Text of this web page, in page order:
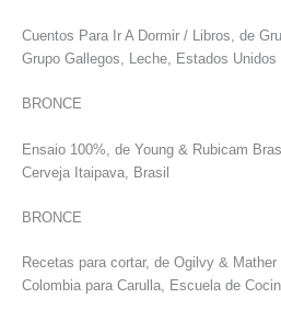
Cuentos Para Ir A Dormir / Libros, de
Grupo Gallegos, Leche, Estados Unidos
BRONCE
Ensaio 100%, de Young & Rubicam
Cerveja Itaipava, Brasil
BRONCE
Recetas para cortar, de Ogilvy &
Colombia para Carulla, Escuela de